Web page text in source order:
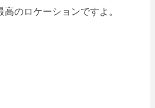
のロケーションですよ。